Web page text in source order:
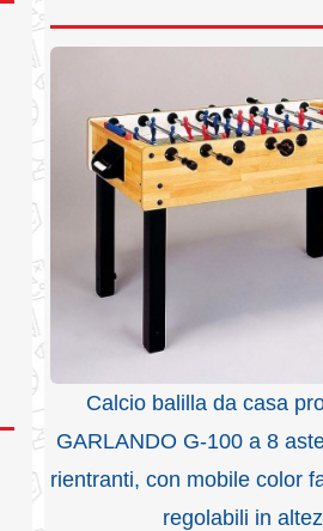
Calcio balilla da casa
GARLANDO G-100 a 8
rientranti, con mobile color
regolabili in